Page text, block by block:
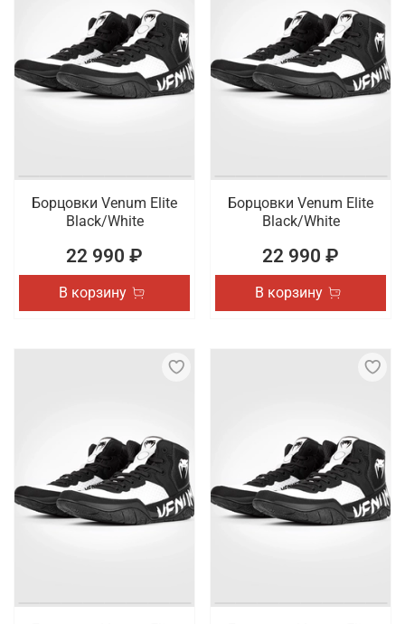
Борцовки Venum Elite
Black/White
22 990 ₽
В корзину
Борцовки Venum Elite
Black/White
22 990 ₽
В корзину